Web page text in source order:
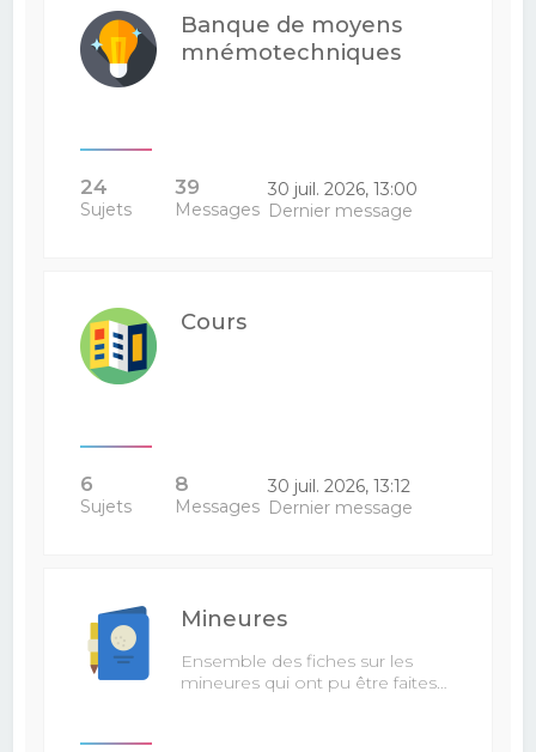
Banque de moyens
mnémotechniques
24
Sujets
39
Messages
30 juil. 2026, 13:00
Dernier message
Cours
6
Sujets
8
Messages
30 juil. 2026, 13:12
Dernier message
Mineures
Ensemble des fiches sur les
mineures qui ont pu être faites…